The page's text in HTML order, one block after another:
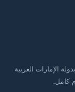
الإمارات العربية
كامل.